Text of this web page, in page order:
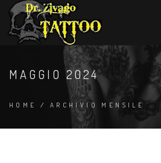
MAGGIO 2024
HOME / ARCHIVIO MENSILE